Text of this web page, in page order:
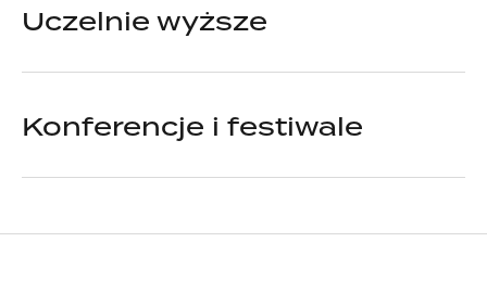
Uczelnie wyższe
Konferencje i festiwale